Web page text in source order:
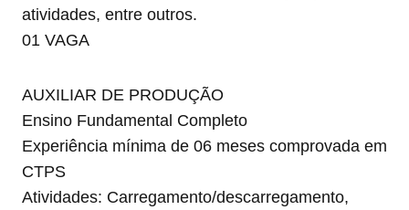
atividades, entre outros.
01 VAGA
AUXILIAR DE PRODUÇÃO
Ensino Fundamental Completo
Experiência mínima de 06 meses comprovada em
CTPS
Atividades: Carregamento/descarregamento,